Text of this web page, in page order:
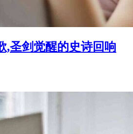
,圣剑觉醒的史诗回响